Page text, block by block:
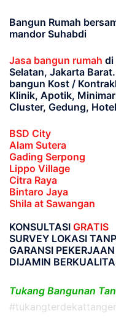
Bangun Rumah
mandor Suhabdi
Jasa bangun rumah di
Selatan, Jakarta Barat
bangun Kost /
Klinik, Apotik,
Cluster, Gedung,
BSD City
Alam Sutera
Gading Serpong
Lippo Village
Citra Raya
Bintaro Jaya
Shila at Sawangan
KONSULTASI GRATIS
SURVEY LOKASI
GARANSI PEKERJAAN
DIJAMIN
Tukang Bangunan